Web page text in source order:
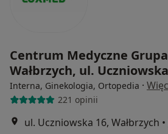
Centrum Medyczne Grupa
Wałbrzych, ul.
Interna, Ginekologia, Ortopedia ·
221 opinii
ul. Uczniowska 16, Wałbrzych •